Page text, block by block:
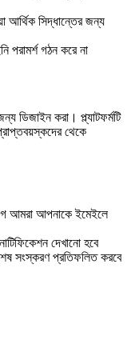
আর্থিক সিদ্ধান্তের জন্য
পরামর্শ গঠন করে না
ডিজাইন করা। প্ল্যাটফর্মটি
থেকে
আমরা আপনাকে ইমেইলে
দেখানো হবে
সংস্করণ প্রতিফলিত করবে